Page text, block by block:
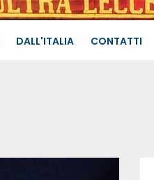
DALL'ITALIA CONTATTI